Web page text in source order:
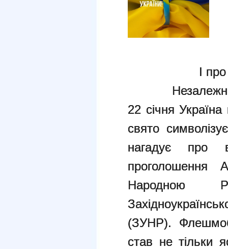
І
22 січня
свято
нагадує про
проголошення
Народною
(ЗУНР).
став не тільки